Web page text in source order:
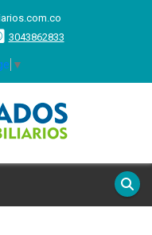
3043862833
▼